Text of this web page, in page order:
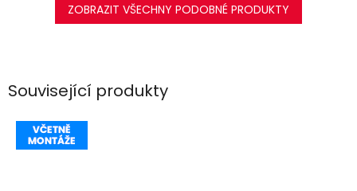
Související produkty
ZOBRAZIT VŠECHNY PODOBNÉ PRODUKTY